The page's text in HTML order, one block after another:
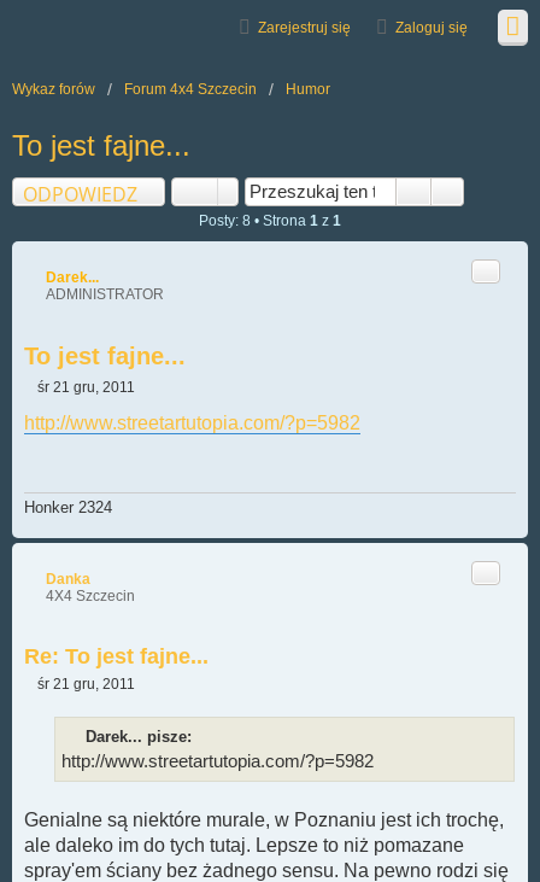
Zaloguj się
Zarejestruj się
Wykaz forów Forum 4x4 Szczecin Humor
To jest fajne...
ODPOWIEDZ
Posty: 8 • Strona 1 z 1
Darek...
ADMINISTRATOR
To jest fajne...
Cytuj
o
s
śr 21 gru, 2011
http://www.streetartutopia.com/?p=5982
Honker 2324
Danka
4X4 Szczecin
Re: To jest fajne...
Cytuj
śr 21 gru, 2011
Darek... pisze:
http://www.streetartutopia.com/?p=5982
Genialne są niektóre murale, w Poznaniu jest ich trochę,
ale daleko im do tych tutaj. Lepsze to niż pomazane
spray'em ściany bez żadnego sensu. Na pewno rodzi się